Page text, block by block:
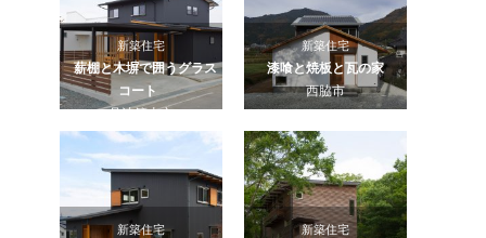
新築住宅
薪棚と木塀で囲うグラス
コート
丹波篠山市
新築住宅
漆喰と焼板と瓦の家
西脇市
新築住宅 新築住宅